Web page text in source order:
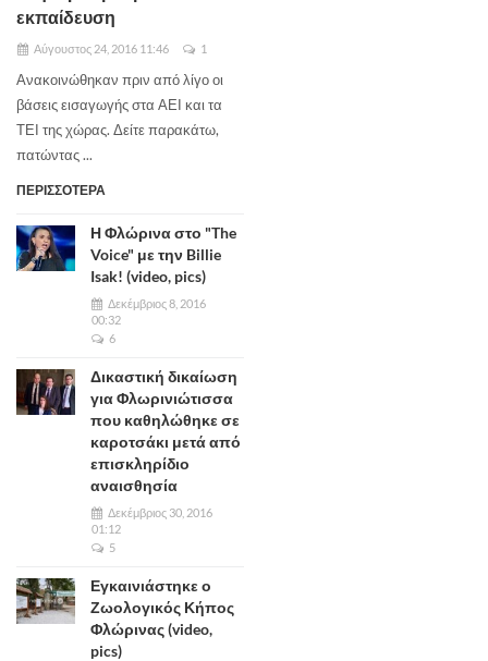
εκπαίδευση
Αύγουστος 24, 2016 11:46 1
Ανακοινώθηκαν πριν από λίγο οι
βάσεις εισαγωγής στα ΑΕΙ και τα
ΤΕΙ της χώρας. Δείτε παρακάτω,
πατώντας ...
ΠΕΡΙΣΣΟΤΕΡΑ
Η Φλώρινα στο "The
Voice" με την Billie
Isak! (video, pics)
Δεκέμβριος 8, 2016
00:32
6
Δικαστική δικαίωση
για Φλωρινιώτισσα
που καθηλώθηκε σε
καροτσάκι μετά από
επισκληρίδιο
αναισθησία
Δεκέμβριος 30, 2016
01:12
5
Εγκαινιάστηκε ο
Ζωολογικός Κήπος
Φλώρινας (video,
pics)